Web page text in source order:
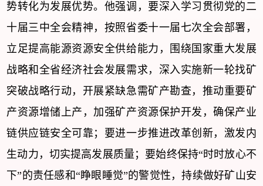
势转化为发展优势。他强调，要深入学习贯彻党的二
十届三中全会精神，按照省委十一届七次全会部署，
立足提高能源资源安全供给能力，围绕国家重大发展
战略和全省经济社会发展需求，深入实施新一轮找矿
突破战略行动，开展紧缺急需矿产勘查，推动重要矿
产资源增储上产，加强矿产资源保护开发，确保产业
链供应链安全可靠；要进一步推进改革创新，激发内
生动力，切实提高发展质量；要始终保持“时时放心不
下”的责任感和“睁眼睡觉”的警觉性，持续做好矿山安